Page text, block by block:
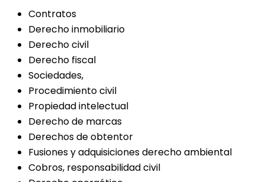
Contratos
Derecho inmobiliario
Derecho civil
Derecho fiscal
Sociedades,
Procedimiento civil
Propiedad intelectual
Derecho de marcas
Derechos de obtentor
Fusiones y adquisiciones derecho ambiental
Cobros, responsabilidad civil